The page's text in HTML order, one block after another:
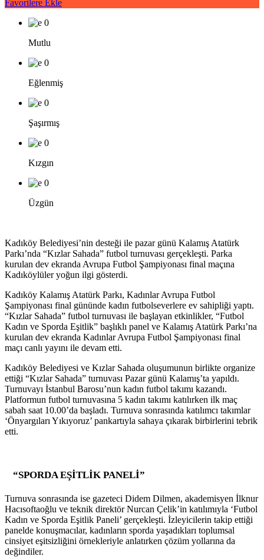
Favorilere Ekle
0
Mutlu
0
Eğlenmiş
0
Şaşırmış
0
Kızgın
0
Üzgün
Kadıköy Belediyesi’nin desteği ile pazar günü Kalamış Atatürk
Parkı’nda “Kızlar Sahada” futbol turnuvası gerçekleşti. Parka
kurulan dev ekranda Avrupa Futbol Şampiyonası final maçına
Kadıköylüler yoğun ilgi gösterdi.
Kadıköy Kalamış Atatürk Parkı, Kadınlar Avrupa Futbol
Şampiyonası final gününde kadın futbolseverlere ev sahipliği yaptı.
“Kızlar Sahada” futbol turnuvası ile başlayan etkinlikler, “Futbol
Kadın ve Sporda Eşitlik” başlıklı panel ve Kalamış Atatürk Parkı’na
kurulan dev ekranda Kadınlar Avrupa Futbol Şampiyonası final
maçı canlı yayını ile devam etti.
Kadıköy Belediyesi ve Kızlar Sahada oluşumunun birlikte organize
ettiği “Kızlar Sahada” turnuvası Pazar günü Kalamış’ta yapıldı.
Turnuvayı İstanbul Barosu’nun kadın futbol takımı kazandı.
Platformun futbol turnuvasına 5 kadın takımı katılırken ilk maç
sabah saat 10.00’da başladı. Turnuva sonrasında katılımcı takımlar
‘Önyargıları Yıkıyoruz’ pankartıyla sahaya çıkarak birbirlerini tebrik
etti.
“SPORDA EŞİTLİK PANELİ”
Turnuva sonrasında ise gazeteci Didem Dilmen, akademisyen İlknur
Hacısoftaoğlu ve teknik direktör Nurcan Çelik’in katılımıyla ‘Futbol
Kadın ve Sporda Eşitlik Paneli’ gerçekleşti. İzleyicilerin takip ettiği
panelde konuşmacılar, kadınların sporda yaşadıkları toplumsal
cinsiyet eşitsizliğini örnekleriyle anlatırken çözüm yollarına da
değindiler.